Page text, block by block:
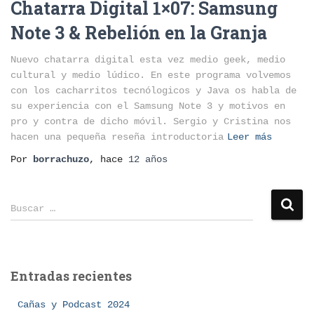
Chatarra Digital 1×07: Samsung
Note 3 & Rebelión en la Granja
Nuevo chatarra digital esta vez medio geek, medio
cultural y medio lúdico. En este programa volvemos
con los cacharritos tecnólogicos y Java os habla de
su experiencia con el Samsung Note 3 y motivos en
pro y contra de dicho móvil. Sergio y Cristina nos
hacen una pequeña reseña introductoria Leer más
Por
borrachuzo, hace 12 años
B
u
r
Buscar …
Entradas recientes
Cañas y Podcast 2024